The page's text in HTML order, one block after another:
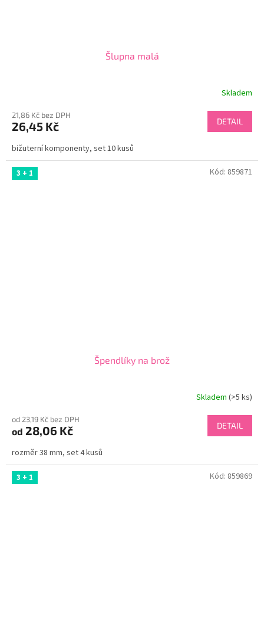
Šlupna malá
Skladem
21,86 Kč bez DPH
26,45 Kč DETAIL
bižuterní komponenty, set 10 kusů
3 + 1
Špendlíky na brož
Skladem (>5 ks)
od 23,19 Kč bez DPH
od 28,06 Kč DETAIL
rozměr 38 mm, set 4 kusů
Kód: 859871
3 + 1 Kód: 859869